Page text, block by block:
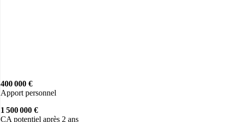
400 000 €
Apport personnel
1 500 000 €
CA potentiel après 2 ans